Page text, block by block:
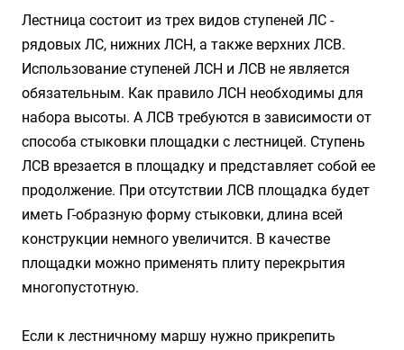
Лестница состоит из трех видов ступеней ЛС -
рядовых ЛС, нижних ЛСН, а также верхних ЛСВ.
Использование ступеней ЛСН и ЛСВ не является
обязательным. Как правило ЛСН необходимы для
набора высоты. А ЛСВ требуются в зависимости от
способа стыковки площадки с лестницей. Ступень
ЛСВ врезается в площадку и представляет собой ее
продолжение. При отсутствии ЛСВ площадка будет
иметь Г-образную форму стыковки, длина всей
конструкции немного увеличится. В качестве
площадки можно применять плиту перекрытия
многопустотную.
Если к лестничному маршу нужно прикрепить